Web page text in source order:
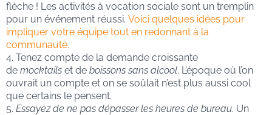
flèche ! Les activités à vocation sociale sont un tremplin
pour un événement réussi. Voici quelques idées pour
impliquer votre équipe tout en redonnant à la
communauté.
Tenez compte de la demande croissante
de mocktails et de boissons sans alcool. L’époque où l’on
ouvrait un compte et on se soûlait n’est plus aussi cool
que certains le pensent.
Essayez de ne pas dépasser les heures de bureau. Un